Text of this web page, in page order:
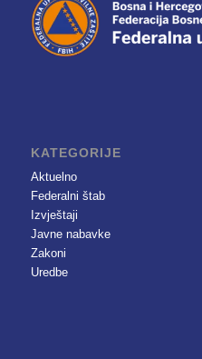
KATEGORIJE
Aktuelno
Federalni štab
Izvještaji
Javne nabavke
Zakoni
Uredbe